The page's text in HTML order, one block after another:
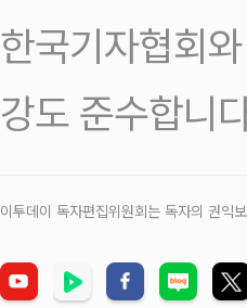
한국기자협회
강도 준수합니
이투데이 독자편집위원회는 독자의 권익